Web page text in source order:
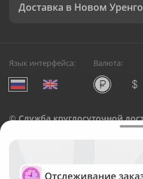
Доставка в Новом
Язык интерфейса: Валюта:
©Служба круглосуточной
Русский Букет, 2026
Общество с ограниченной
ОГРН: 1195476081745, ИНН: